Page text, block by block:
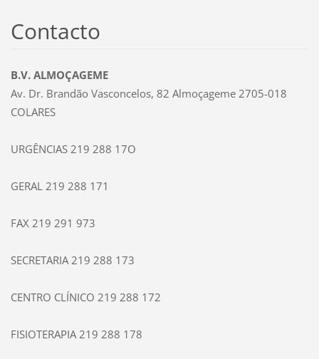
Contacto
B.V. ALMOÇAGEME
Av. Dr. Brandão Vasconcelos, 82 Almoçageme 2705-018
COLARES
URGÊNCIAS 219 288 17O
GERAL 219 288 171
FAX 219 291 973
SECRETARIA 219 288 173
CENTRO CLÍNICO 219 288 172
FISIOTERAPIA 219 288 178